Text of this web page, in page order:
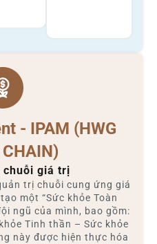
- IPAM (HWG
chuỗi giá trị
trị chuỗi cung ứng giá
một “Sức khỏe Toàn
ngũ của mình, bao gồm:
Tinh thần – Sức khỏe
này được hiện thực hóa